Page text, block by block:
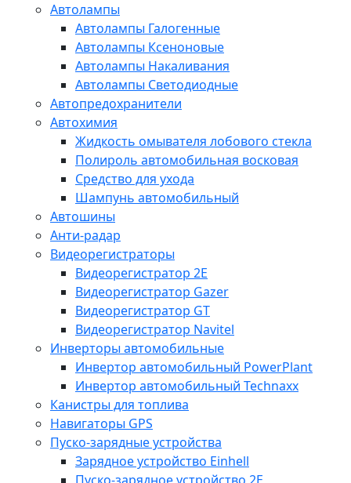
Автолампы
Автолампы Галогенные
Автолампы Ксеноновые
Автолампы Накаливания
Автолампы Светодиодные
Автопредохранители
Автохимия
Жидкость омывателя лобового стекла
Полироль автомобильная восковая
Средство для ухода
Шампунь автомобильный
Автошины
Анти-радар
Видеорегистраторы
Видеорегистратор 2E
Видеорегистратор Gazer
Видеорегистратор GT
Видеорегистратор Navitel
Инверторы автомобильные
Инвертор автомобильный PowerPlant
Инвертор автомобильный Technaxx
Канистры для топлива
Навигаторы GPS
Пуско-зарядные устройства
Зарядное устройство Einhell